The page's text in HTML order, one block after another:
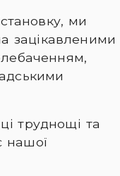
ми
зацікавленими
труднощі та
нашої